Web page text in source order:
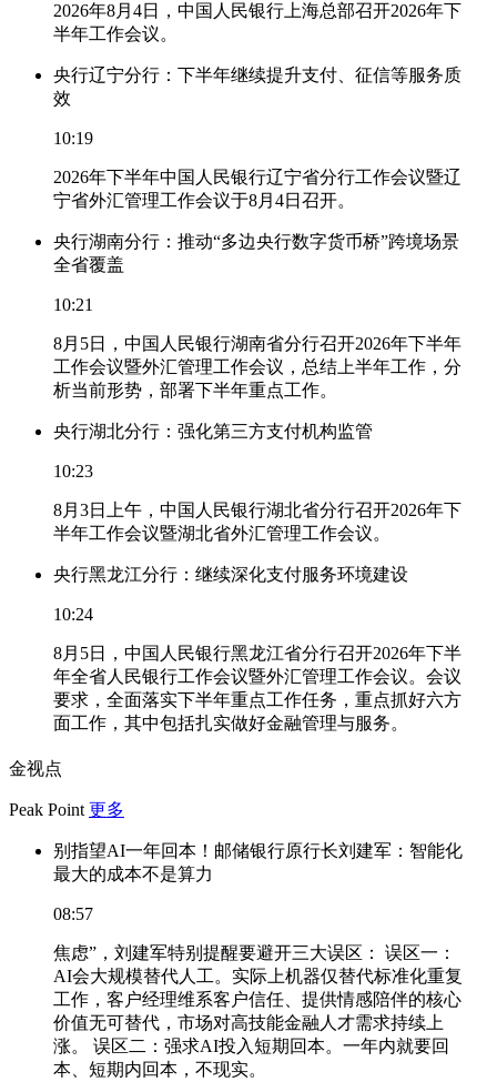
2026年8月4日，中国人民银行上海总部召开2026年下
半年工作会议。
央行辽宁分行：下半年继续提升支付、征信等服务质
效
10:19
2026年下半年中国人民银行辽宁省分行工作会议暨辽
宁省外汇管理工作会议于8月4日召开。
央行湖南分行：推动“多边央行数字货币桥”跨境场景
全省覆盖
10:21
8月5日，中国人民银行湖南省分行召开2026年下半年
工作会议暨外汇管理工作会议，总结上半年工作，分
析当前形势，部署下半年重点工作。
央行湖北分行：强化第三方支付机构监管
10:23
8月3日上午，中国人民银行湖北省分行召开2026年下
半年工作会议暨湖北省外汇管理工作会议。
央行黑龙江分行：继续深化支付服务环境建设
10:24
8月5日，中国人民银行黑龙江省分行召开2026年下半
年全省人民银行工作会议暨外汇管理工作会议。会议
要求，全面落实下半年重点工作任务，重点抓好六方
面工作，其中包括扎实做好金融管理与服务。
金视点
Peak Point 更多
别指望AI一年回本！邮储银行原行长刘建军：智能化
最大的成本不是算力
08:57
焦虑”，刘建军特别提醒要避开三大误区： 误区一：
AI会大规模替代人工。实际上机器仅替代标准化重复
工作，客户经理维系客户信任、提供情感陪伴的核心
价值无可替代，市场对高技能金融人才需求持续上
涨。 误区二：强求AI投入短期回本。一年内就要回
本、短期内回本，不现实。